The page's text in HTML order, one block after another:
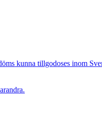
kunna tillgodoses inom